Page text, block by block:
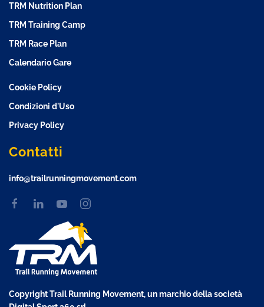
TRM Nutrition Plan
TRM Training Camp
TRM Race Plan
Calendario Gare
Cookie Policy
Condizioni d'Uso
Privacy Policy
Contatti
info@trailrunningmovement.com
Copyright Trail Running Movement, un marchio della società